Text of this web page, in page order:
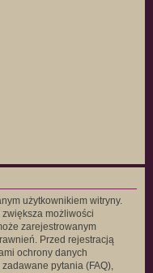
użytkownikiem witryny.
możliwości
zarejestrowanym
Przed rejestracją
ochrony danych
pytania (FAQ),